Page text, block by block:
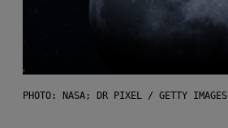
PHOTO: NASA; DR PIXEL / GETTY IMAGES